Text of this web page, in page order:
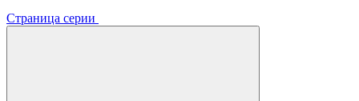
Страница серии